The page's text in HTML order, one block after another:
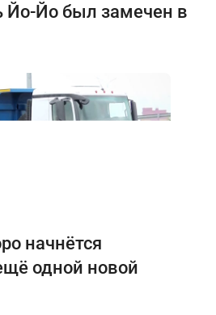
Йо-Йо был замечен в
начнётся
одной новой